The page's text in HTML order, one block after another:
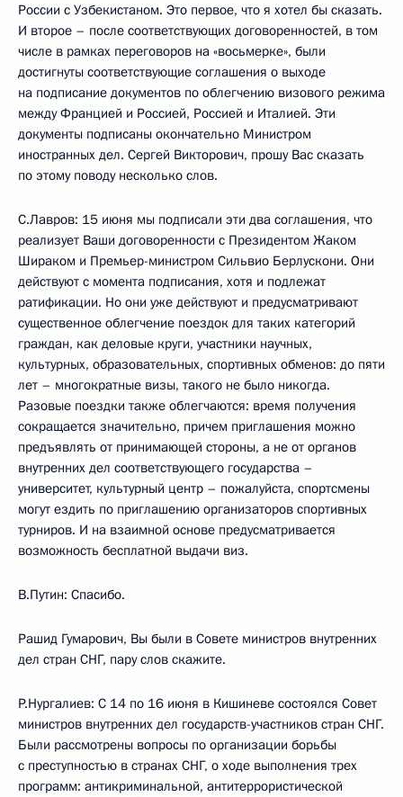
России с Узбекистаном. Это первое, что я хотел бы сказать.
И второе – после соответствующих договоренностей, в том
числе в рамках переговоров на «восьмерке», были
достигнуты соответствующие соглашения о выходе
на подписание документов по облегчению визового режима
между Францией и Россией, Россией и Италией. Эти
документы подписаны окончательно Министром
иностранных дел. Сергей Викторович, прошу Вас сказать
по этому поводу несколько слов.
С.Лавров: 15 июня мы подписали эти два соглашения, что
реализует Ваши договоренности с Президентом Жаком
Шираком и Премьер-министром Сильвио Берлускони. Они
действуют с момента подписания, хотя и подлежат
ратификации. Но они уже действуют и предусматривают
существенное облегчение поездок для таких категорий
граждан, как деловые круги, участники научных,
культурных, образовательных, спортивных обменов: до пяти
лет – многократные визы, такого не было никогда.
Разовые поездки также облегчаются: время получения
сокращается значительно, причем приглашения можно
предъявлять от принимающей стороны, а не от органов
внутренних дел соответствующего государства –
университет, культурный центр – пожалуйста, спортсмены
могут ездить по приглашению организаторов спортивных
турниров. И на взаимной основе предусматривается
возможность бесплатной выдачи виз.
В.Путин: Спасибо.
Рашид Гумарович, Вы были в Совете министров внутренних
дел стран СНГ, пару слов скажите.
Р.Нургалиев: С 14 по 16 июня в Кишиневе состоялся Совет
министров внутренних дел государств-участников стран СНГ.
Были рассмотрены вопросы по организации борьбы
с преступностью в странах СНГ, о ходе выполнения трех
программ: антикриминальной, антитеррористической